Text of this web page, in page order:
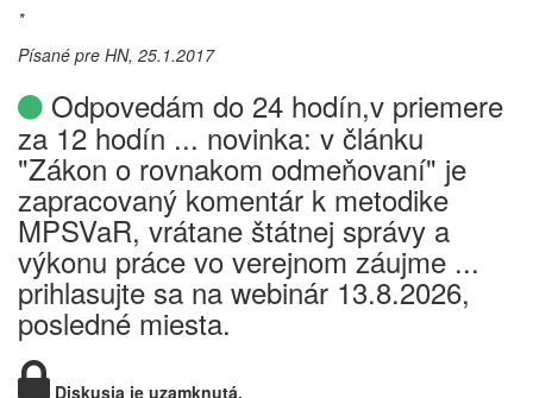
*
Písané pre HN, 25.1.2017
Odpovedám do 24 hodín,v priemere
za 12 hodín ... novinka: v článku
"Zákon o rovnakom odmeňovaní" je
zapracovaný komentár k metodike
MPSVaR, vrátane štátnej správy a
výkonu práce vo verejnom záujme ...
prihlasujte sa na webinár 13.8.2026,
posledné miesta.
Diskusia je uzamknutá.